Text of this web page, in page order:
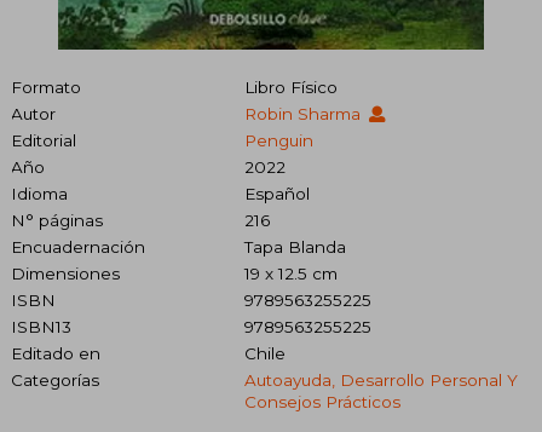
Formato
Libro Físico
Autor
Robin Sharma
Editorial
Penguin
Año
2022
Idioma
Español
N° páginas
216
Encuadernación
Tapa Blanda
Dimensiones
19 x 12.5 cm
ISBN
9789563255225
ISBN13
9789563255225
Editado en
Chile
Categorías
Autoayuda, Desarrollo Personal Y
Consejos Prácticos